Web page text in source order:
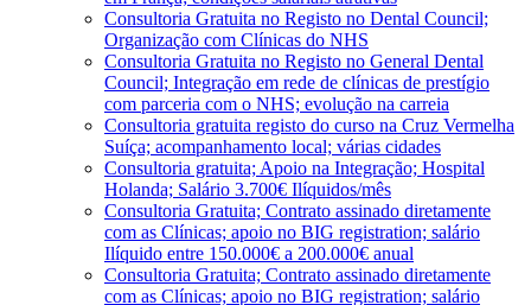
Consultoria Gratuita no Registo no Dental Council;
Organização com Clínicas do NHS
Consultoria Gratuita no Registo no General Dental
Council; Integração em rede de clínicas de prestígio
com parceria com o NHS; evolução na carreia
Consultoria gratuita registo do curso na Cruz Vermelha
Suíça; acompanhamento local; várias cidades
Consultoria gratuita; Apoio na Integração; Hospital
Holanda; Salário 3.700€ Ilíquidos/mês
Consultoria Gratuita; Contrato assinado diretamente
com as Clínicas; apoio no BIG registration; salário
Ilíquido entre 150.000€ a 200.000€ anual
Consultoria Gratuita; Contrato assinado diretamente
com as Clínicas; apoio no BIG registration; salário